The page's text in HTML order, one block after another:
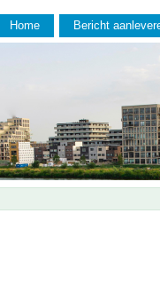
Home Bericht